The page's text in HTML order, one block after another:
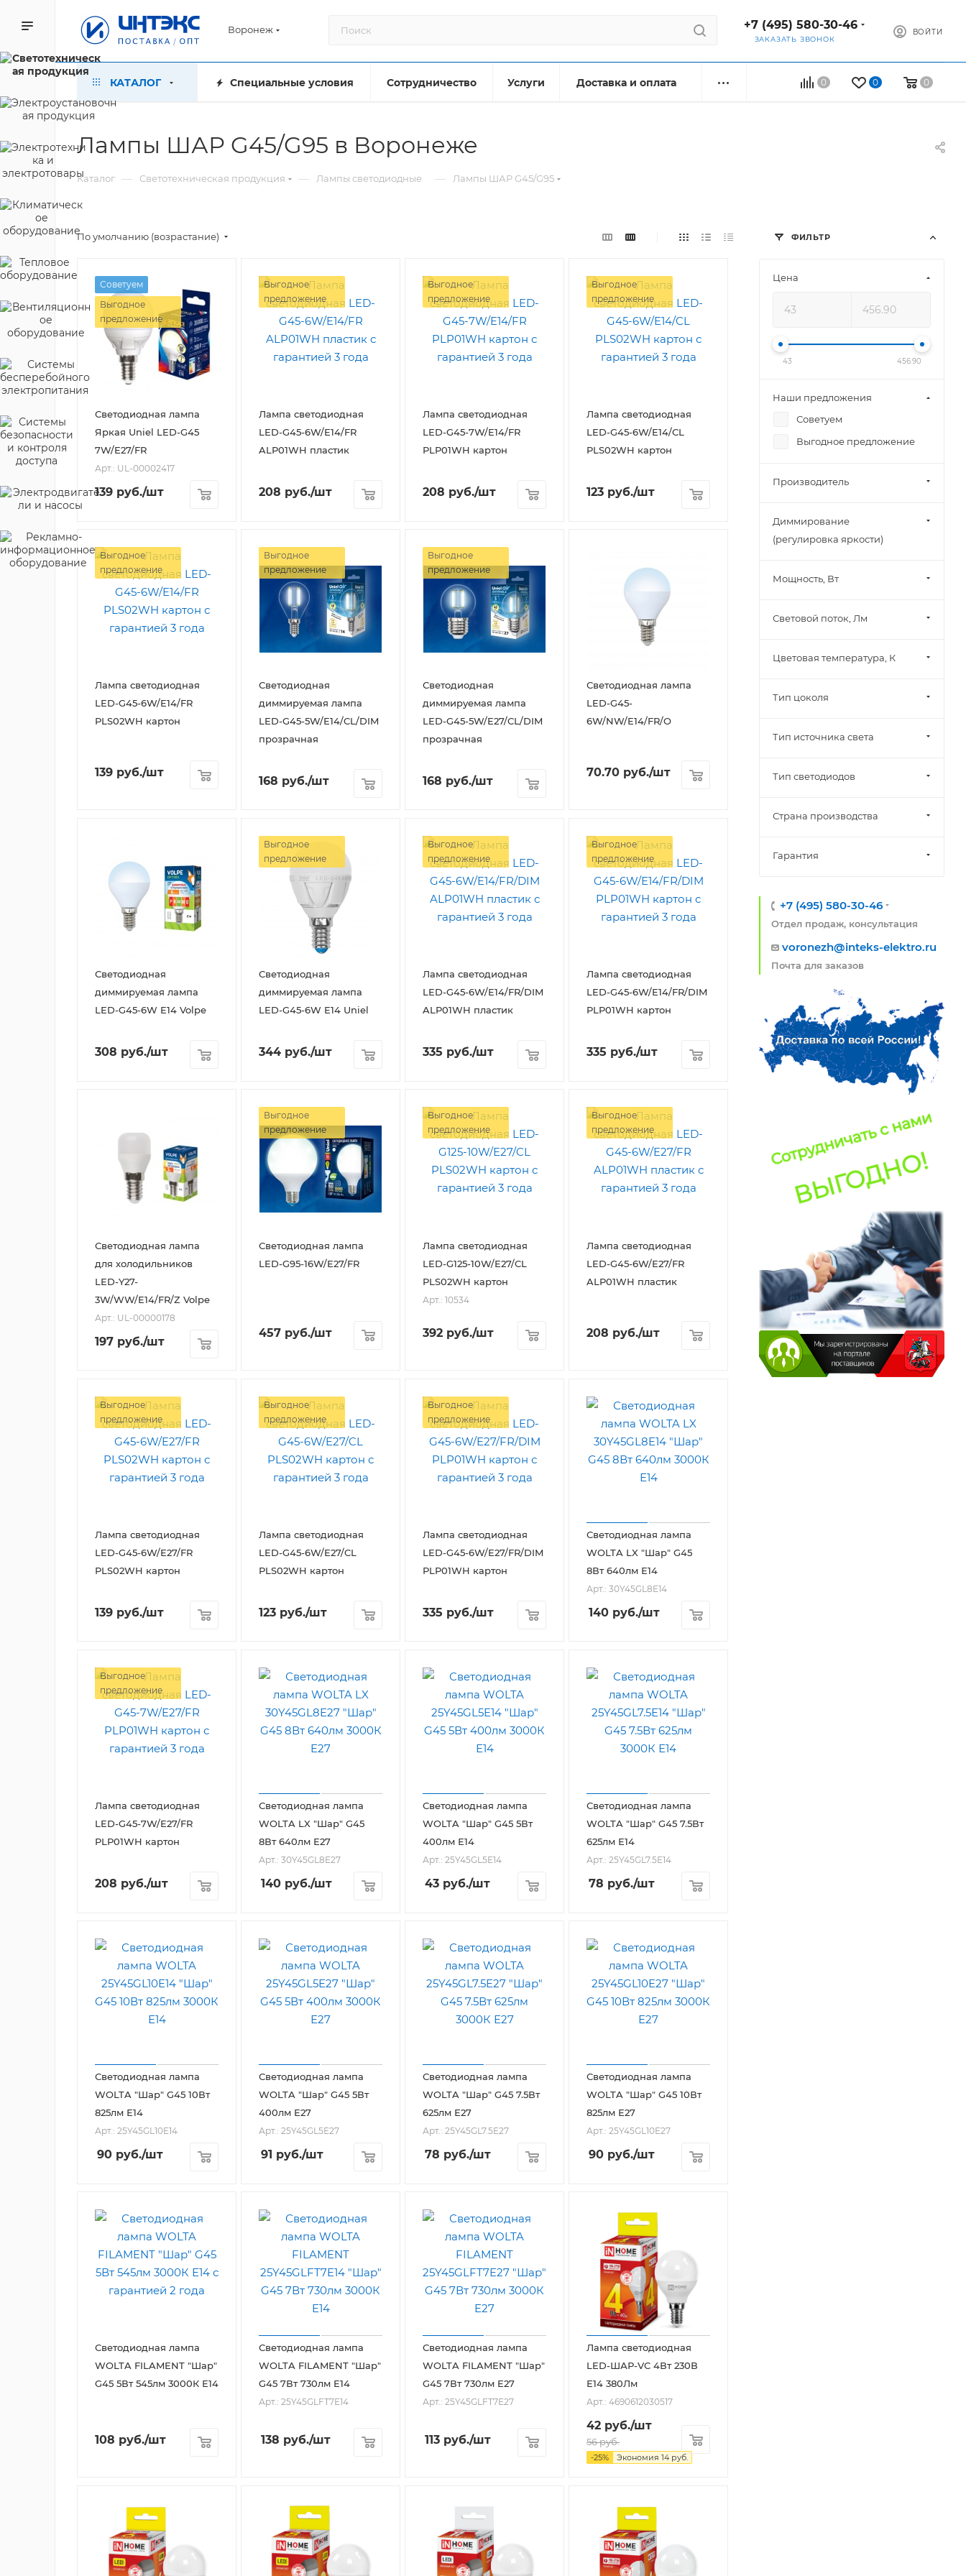
Воронеж +7 (495) 580-30-46
ЗАКАЗАТЬ ЗВОНОК
ВОЙТИ
0 0 0
КАТАЛОГ Специальные условия Сотрудничество Услуги Доставка и оплата
Лампы ШАР G45/G95 в Воронеже
Каталог — Светотехническая продукция — Лампы светодиодные — Лампы ШАР G45/G95
По умолчанию (возрастание)
Советуем
Выгодное
предложение
Светодиодная лампа
Яркая Uniel LED-G45
7W/E27/FR
Арт.: UL-00002417
139 руб./шт
Выгодное
предложение
Лампа светодиодная
LED-G45-6W/E14/FR
ALP01WH пластик
208 руб./шт
Выгодное
предложение
Лампа светодиодная
LED-G45-7W/E14/FR
PLP01WH картон
208 руб./шт
Выгодное
предложение
Лампа светодиодная
LED-G45-6W/E14/CL
PLS02WH картон
123 руб./шт
Выгодное
предложение
Лампа светодиодная
LED-G45-6W/E14/FR
PLS02WH картон
139 руб./шт
Выгодное
предложение
Светодиодная
диммируемая лампа
LED-G45-5W/E14/CL/DIM
прозрачная
168 руб./шт
Выгодное
предложение
Светодиодная
диммируемая лампа
LED-G45-5W/E27/CL/DIM
прозрачная
168 руб./шт
Светодиодная лампа
LED-G45-
6W/NW/E14/FR/O
70.70 руб./шт
Светодиодная
диммируемая лампа
LED-G45-6W E14 Volpe
308 руб./шт
Выгодное
предложение
Светодиодная
диммируемая лампа
LED-G45-6W E14 Uniel
344 руб./шт
Выгодное
предложение
Лампа светодиодная
LED-G45-6W/E14/FR/DIM
ALP01WH пластик
335 руб./шт
Выгодное
предложение
Лампа светодиодная
LED-G45-6W/E14/FR/DIM
PLP01WH картон
335 руб./шт
Светодиодная лампа
для холодильников
LED-Y27-
3W/WW/E14/FR/Z Volpe
Арт.: UL-00000178
197 руб./шт
Выгодное
предложение
Светодиодная лампа
LED-G95-16W/E27/FR
457 руб./шт
Выгодное
предложение
Лампа светодиодная
LED-G125-10W/E27/CL
PLS02WH картон
Арт.: 10534
392 руб./шт
Выгодное
предложение
Лампа светодиодная
LED-G45-6W/E27/FR
ALP01WH пластик
208 руб./шт
Выгодное
предложение
Лампа светодиодная
LED-G45-6W/E27/FR
PLS02WH картон
139 руб./шт
Выгодное
предложение
Лампа светодиодная
LED-G45-6W/E27/CL
PLS02WH картон
123 руб./шт
Выгодное
предложение
Лампа светодиодная
LED-G45-6W/E27/FR/DIM
PLP01WH картон
335 руб./шт
Светодиодная лампа
WOLTA LX "Шар" G45
8Вт 640лм Е14
Арт.: 30Y45GL8E14
140 руб./шт
Выгодное
предложение
Лампа светодиодная
LED-G45-7W/E27/FR
PLP01WH картон
208 руб./шт
Светодиодная лампа
WOLTA LX "Шар" G45
8Вт 640лм E27
Арт.: 30Y45GL8E27
140 руб./шт
Светодиодная лампа
WOLTA "Шар" G45 5Вт
400лм Е14
Арт.: 25Y45GL5E14
43 руб./шт
Светодиодная лампа
WOLTA "Шар" G45 7.5Вт
625лм Е14
Арт.: 25Y45GL7.5E14
78 руб./шт
Светодиодная лампа
WOLTA "Шар" G45 10Вт
825лм Е14
Арт.: 25Y45GL10E14
90 руб./шт
Светодиодная лампа
WOLTA "Шар" G45 5Вт
400лм Е27
Арт.: 25Y45GL5E27
91 руб./шт
Светодиодная лампа
WOLTA "Шар" G45 7.5Вт
625лм Е27
Арт.: 25Y45GL7.5E27
78 руб./шт
Светодиодная лампа
WOLTA "Шар" G45 10Вт
825лм Е27
Арт.: 25Y45GL10E27
90 руб./шт
Светодиодная лампа
WOLTA FILAMENT "Шар"
G45 5Вт 545лм 3000К Е14
108 руб./шт
Светодиодная лампа
WOLTA FILAMENT "Шар"
G45 7Вт 730лм E14
Арт.: 25Y45GLFT7E14
138 руб./шт
Светодиодная лампа
WOLTA FILAMENT "Шар"
G45 7Вт 730лм E27
Арт.: 25Y45GLFT7E27
113 руб./шт
Лампа светодиодная
LED-ШАР-VC 4Вт 230В
Е14 380Лм
Арт.: 4690612030517
42 руб./шт
56руб.
-25% Экономия 14 руб.
ФИЛЬТР
Цена
43 456.90
Наши предложения
Советуем
Выгодное предложение
Производитель
Диммирование
(регулировка яркости)
Мощность, Вт
Световой поток, Лм
Цветовая температура, К
Тип цоколя
Тип источника света
Тип светодиодов
Страна производства
Гарантия
+7 (495) 580-30-46
Отдел продаж, консультация
voronezh@inteks-elektro.ru
Почта для заказов